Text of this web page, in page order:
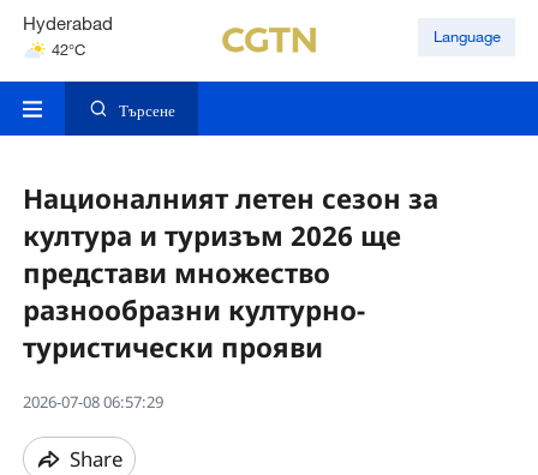
Hyderabad
42°C
Mumbai
Language
Търсене
Националният летен сезон за
култура и туризъм 2026 ще
представи множество
разнообразни културно-
туристически прояви
2026-07-08 06:57:29
Share